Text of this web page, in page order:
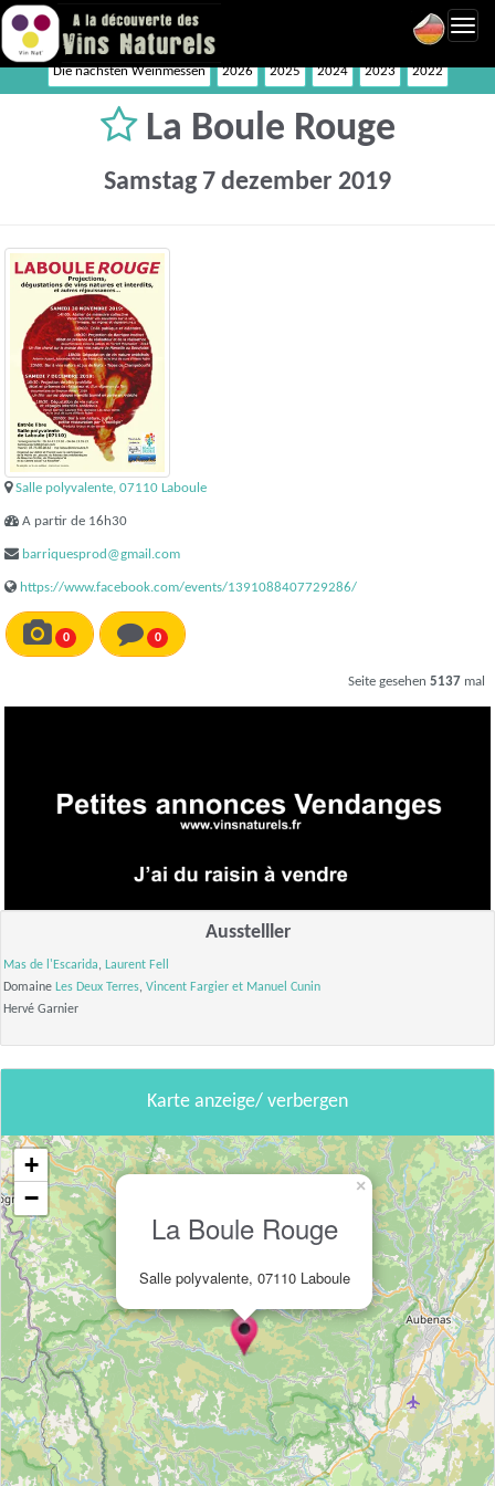
Die nächsten Weinmessen 2026 2025 2024 2023 2022
La Boule Rouge
Samstag 7 dezember 2019
Salle polyvalente, 07110 Laboule
A partir de 16h30
barriquesprod@gmail.com
https://www.facebook.com/events/1391088407729286/
0 0
Seite gesehen 5137 mal
Ausstelller
Mas de l'Escarida, Laurent Fell
Domaine Les Deux Terres, Vincent Fargier et Manuel Cunin
Hervé Garnier
Karte anzeige/ verbergen
La Boule Rouge
Salle polyvalente, 07110 Laboule
×
+
−